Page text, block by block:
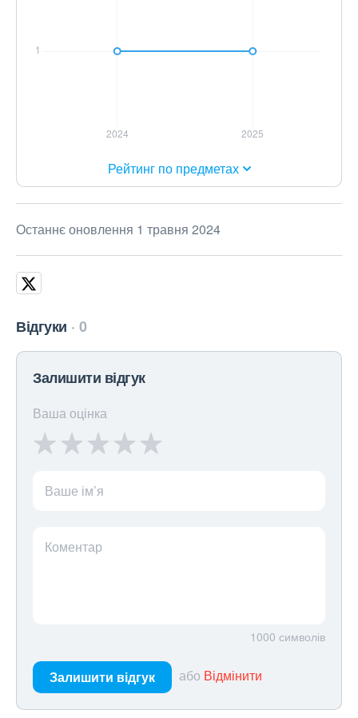
Рейтинг по предметах
Останнє оновлення 1 травня 2024
Відгуки 0
Залишити відгук
Ваша оцінка
Ваше ім’я
Коментар
1000 символів
Залишити відгук або Відмінити